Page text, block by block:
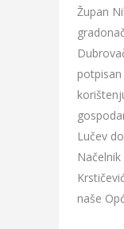
Župan
Lučev
naše